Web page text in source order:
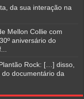
da sua interação na
Mellon Collie com
aniversário do
Rock: […] disso,
documentário da